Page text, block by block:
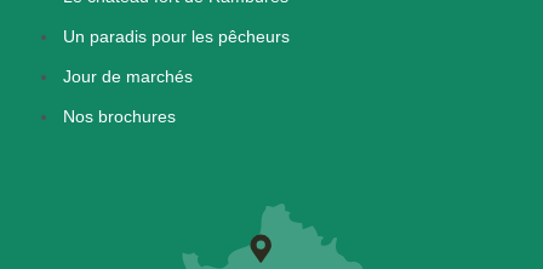
Un paradis pour les pêcheurs
Jour de marchés
Nos brochures